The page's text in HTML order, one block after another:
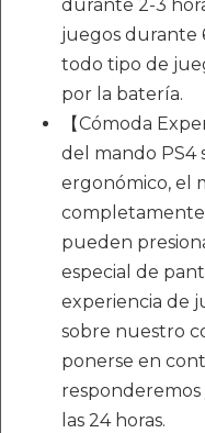
durante 2-3
juegos durante
todo tipo de
por la batería.
【Cómoda
del mando PS4
ergonómico, el
completamente
pueden
especial de
experiencia de
sobre nuestro
ponerse en
las 24 horas.